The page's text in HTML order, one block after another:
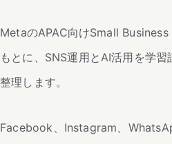
MetaのAPAC向けSmall
もとに、SNS運用とAI活用を学
整理します。
Facebook、Instagram、